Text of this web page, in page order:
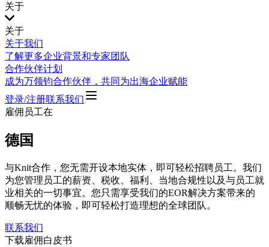
关于
关于
关于我们
了解更多企业背景和专家团队
合作伙伴计划
成为万领钧合作伙伴，共同为出海企业赋能
登录/注册联系我们
雇佣员工在
德国
与Knit合作，您无需开设本地实体，即可轻松招聘员工。我们
为您管理员工的薪资、税收、福利、当地合规性以及与员工就
业相关的一切事宜。您只需享受我们的EOR解决方案带来的
顺畅无忧的体验，即可轻松打造理想的全球团队。
联系我们
下载雇佣白皮书